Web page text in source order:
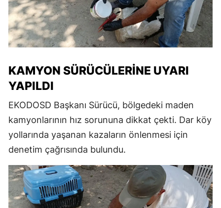
KAMYON SÜRÜCÜLERINE UYARI
YAPILDI
EKODOSD Başkanı Sürücü, bölgedeki maden
kamyonlarının hız sorununa dikkat çekti. Dar köy
yollarında yaşanan kazaların önlenmesi için
denetim çağrısında bulundu.